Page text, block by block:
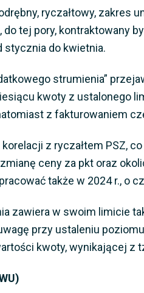
ryczałtowy, zakres
tej pory, kontraktowany
stycznia do kwietnia.
strumienia”
kwoty z ustalonego
z fakturowaniem
z ryczałtem PSZ,
ceny za pkt oraz
także w 2024 r., o
zawiera w swoim limicie
przy ustaleniu
kwoty, wynikającej z